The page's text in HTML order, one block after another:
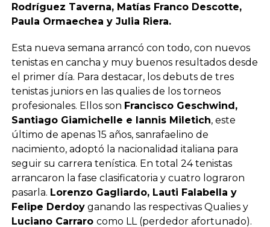
Rodríguez Taverna, Matías Franco Descotte,
Paula Ormaechea y Julia Riera.
Esta nueva semana arrancó con todo, con nuevos
tenistas en cancha y muy buenos resultados desde
el primer día. Para destacar, los debuts de tres
tenistas juniors en las qualies de los torneos
profesionales. Ellos son Francisco Geschwind,
Santiago Giamichelle e Iannis Miletich, este
último de apenas 15 años, sanrafaelino de
nacimiento, adoptó la nacionalidad italiana para
seguir su carrera tenística. En total 24 tenistas
arrancaron la fase clasificatoria y cuatro lograron
pasarla. Lorenzo Gagliardo, Lauti Falabella y
Felipe Derdoyganando las respectivas Qualies y
Luciano Carraro como LL (perdedor afortunado).